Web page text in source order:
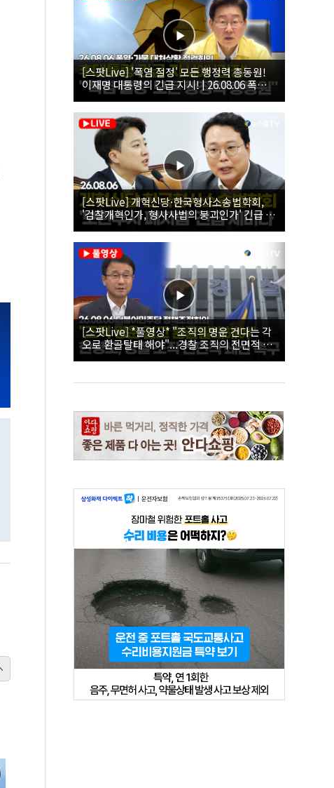
[스팟Live] '폭염 절정' 모든 행정력 총동원!
이재명 대통령의 긴급 지시! | 26.08.06 폭염•
가뭄 대처상황 점검회의
[스팟Live] 개혁신당·한국형사소송법학회,
'검찰개혁인가, 형사사법의 붕괴인가' 긴급 세
미나｜26.08.06
[스팟Live] *풀영상* "조직의 명운 건다는 각
오로 환골탈태 해야"...경찰 조직의 전면적 쇄
신 촉구한 한병도 | 26.08.06 더불어민주당 정